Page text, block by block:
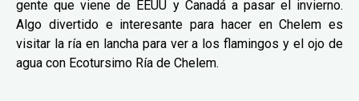
gente que viene de EEUU y Canadá a pasar el invierno.
Algo divertido e interesante para hacer en Chelem es
visitar la ría en lancha para ver a los flamingos y el ojo de
agua con Ecotursimo Ría de Chelem.